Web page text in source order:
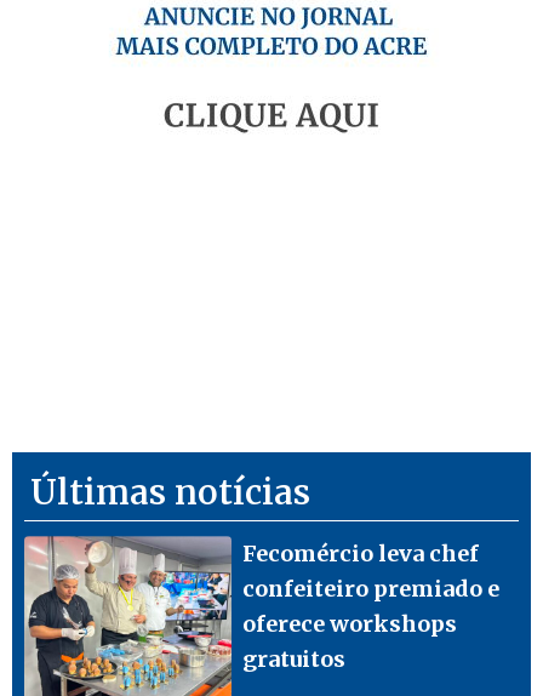
Últimas notícias
Fecomércio leva chef
confeiteiro premiado e
oferece workshops
gratuitos